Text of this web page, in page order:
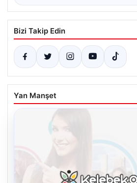
Bizi Takip Edin
Yan Manşet